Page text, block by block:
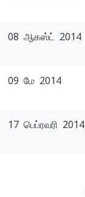
08 ஆகஸ்ட் 2014
09 மே 2014
17 பெப்ரவரி 2014